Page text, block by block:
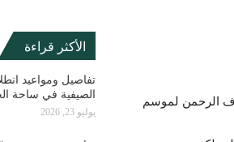
الرحمن لموسم
الأكثر قراءة
تفاصيل ومواعيد
الصيفية في ساحة
يوليو 23, 2026